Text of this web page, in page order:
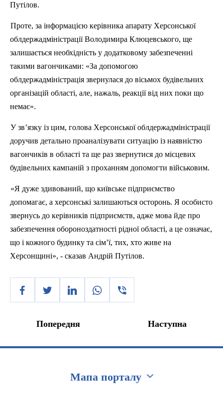
Путілов.
Проте, за інформацією керівника апарату Херсонської
облдержадміністрації Володимира Клюцевського, ще
залишається необхідність у додатковому забезпеченні
такими вагончиками: «За допомогою
облдержадміністрація звернулася до вісьмох будівельних
організацій області, але, нажаль, реакції від них поки що
немає».
У зв’язку із цим, голова Херсонськоїоблдержадміністрації
доручив детально проаналізувати ситуацію із наявністю
вагончиків в області та ще раз звернутися до місцевих
будівельних кампаній з проханням допомогти військовим.
«Я дуже здивований, що київське підприємство
допомагає, а херсонські залишаються осторонь. Я особисто
звернусь до керівників підприємств, адже мова йде про
забезпечення обороноздатності рідної області, а це означає,
що і кожного будинку та сім’ї, тих, хто живе на
Херсонщині», - сказав Андрій Путілов.
Попередня Наступна
Мапа порталу